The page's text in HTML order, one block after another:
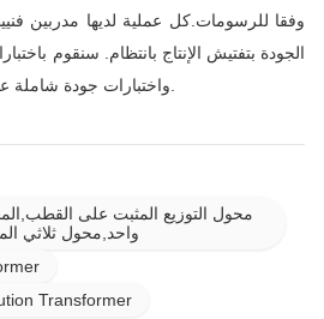
وفقا للرسومات.كل عملية لديها مدربين
الجودة بتفتيش الإنتاج بانتظام. سنقوم
محول التوزيع المثبت على
واحد,محول ثلاثي
Transformer